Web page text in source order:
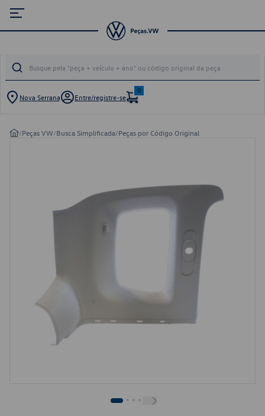
Nova Serrana Entre/registre-se
0
/Peças VW/Busca Simplificada/Peças por Código Original